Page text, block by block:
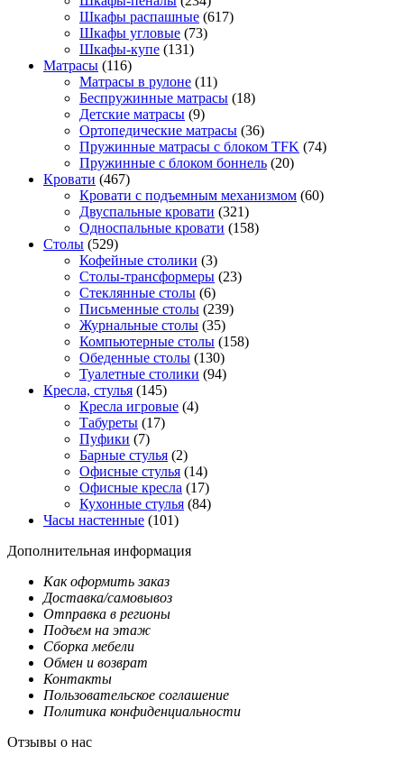
Шкафы распашные (617)
Шкафы угловые (73)
Шкафы-купе (131)
Матрасы (116)
Матрасы в рулоне (11)
Беспружинные матрасы (18)
Детские матрасы (9)
Ортопедические матрасы (36)
Пружинные матрасы с блоком TFK (74)
Пружинные с блоком боннель (20)
Кровати (467)
Кровати с подъемным механизмом (60)
Двуспальные кровати (321)
Односпальные кровати (158)
Столы (529)
Кофейные столики (3)
Столы-трансформеры (23)
Стеклянные столы (6)
Письменные столы (239)
Журнальные столы (35)
Компьютерные столы (158)
Обеденные столы (130)
Туалетные столики (94)
Кресла, стулья (145)
Кресла игровые (4)
Табуреты (17)
Пуфики (7)
Барные стулья (2)
Офисные стулья (14)
Офисные кресла (17)
Кухонные стулья (84)
Часы настенные (101)
Дополнительная информация
Как оформить заказ
Доставка/самовывоз
Отправка в регионы
Подъем на этаж
Сборка мебели
Обмен и возврат
Контакты
Пользовательское соглашение
Политика конфиденциальности
Отзывы о нас